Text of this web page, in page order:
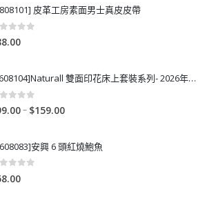
皮革工房素面男士真皮皮帶
of 5
[A608104]Naturall 雙面印花床上套裝系列- 2026年秋季新款
out of 5
– $159.00P
c
安興 6 頭紅燒鮑魚